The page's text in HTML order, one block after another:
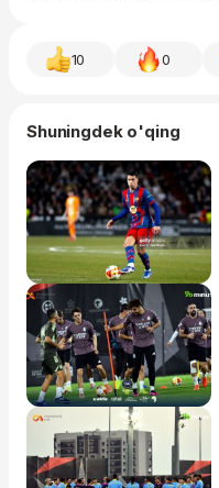
10 0
Shuningdek o'qing